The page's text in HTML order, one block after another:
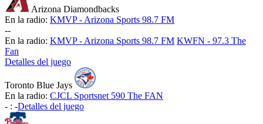
Arizona Diamondbacks
En la radio: KMVP - Arizona Sports 98.7 FM
--
En la radio: KMVP - Arizona Sports 98.7 FM KWFN - 97.3 The
Fan
Detalles del juego
Toronto Blue Jays
En la radio: CJCL Sportsnet 590 The FAN
- : -Detalles del juego